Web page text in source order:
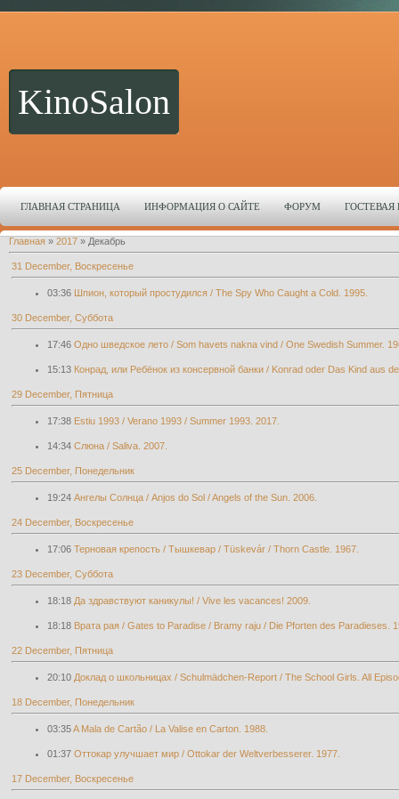
KinoSalon
ГЛАВНАЯ СТРАНИЦА ИНФОРМАЦИЯ О САЙТЕ ФОРУМ ГОСТЕВАЯ
Главная » 2017 » Декабрь
31 December, Воскресенье
03:36 Шпион, который простудился / The Spy Who Caught a Cold. 1995.
30 December, Суббота
17:46 Одно шведское лето / Som havets nakna vind / One Swedish Summer.
15:13 Конрад, или Ребёнок из консервной банки / Konrad oder Das Kind aus
29 December, Пятница
17:38 Estiu 1993 / Verano 1993 / Summer 1993. 2017.
14:34 Слюна / Saliva. 2007.
25 December, Понедельник
19:24 Ангелы Солнца / Anjos do Sol / Angels of the Sun. 2006.
24 December, Воскресенье
17:06 Терновая крепость / Тышкевар / Tüskevár / Thorn Castle. 1967.
23 December, Суббота
18:18 Да здравствуют каникулы! / Vive les vacances! 2009.
18:18 Врата рая / Gates to Paradise / Bramy raju / Die Pforten des Paradieses.
22 December, Пятница
20:10 Доклад о школьницах / Schulmädchen-Report / The School Girls. All
18 December, Понедельник
03:35A Mala de Cartão / La Valise en Carton. 1988.
01:37 Оттокар улучшает мир / Ottokar der Weltverbesserer. 1977.
17 December, Воскресенье